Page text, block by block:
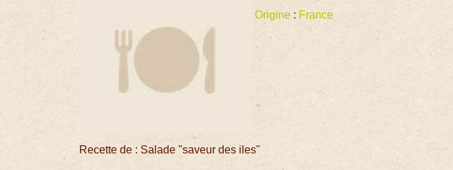
Origine : France
Recette de : Salade "saveur des iles"